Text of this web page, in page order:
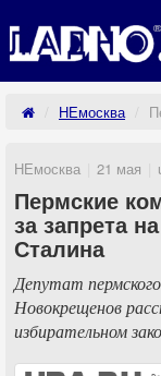
НЕмосква
НЕмосква 21 мая
Пермские
за запрета
Сталина
Депутат
Новокрещенов
избирательном